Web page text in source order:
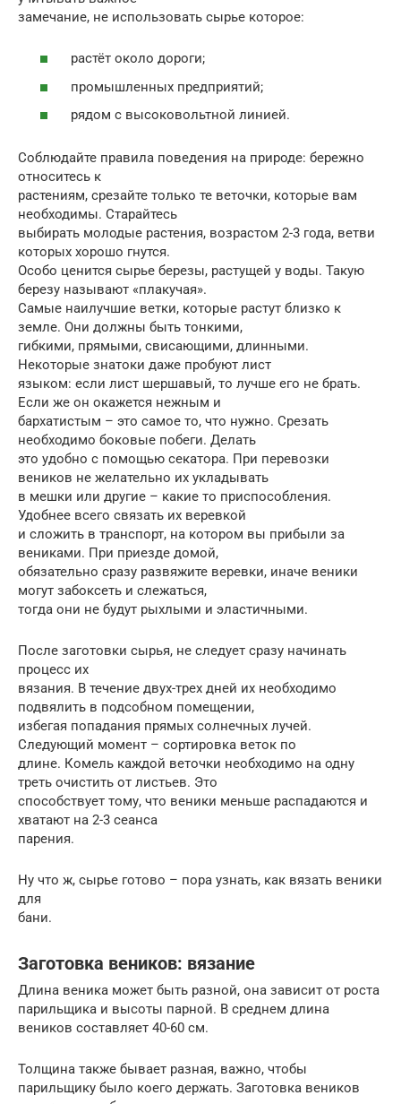
замечание, не использовать сырье которое:
растёт около дороги;
промышленных предприятий;
рядом с высоковольтной линией.
Соблюдайте правила поведения на природе: бережно
относитесь к
растениям, срезайте только те веточки, которые вам
необходимы. Старайтесь
выбирать молодые растения, возрастом 2-3 года, ветви
которых хорошо гнутся.
Особо ценится сырье березы, растущей у воды. Такую
березу называют «плакучая».
Самые наилучшие ветки, которые растут близко к
земле. Они должны быть тонкими,
гибкими, прямыми, свисающими, длинными.
Некоторые знатоки даже пробуют лист
языком: если лист шершавый, то лучше его не брать.
Если же он окажется нежным и
бархатистым – это самое то, что нужно. Срезать
необходимо боковые побеги. Делать
это удобно с помощью секатора. При перевозки
веников не желательно их укладывать
в мешки или другие – какие то приспособления.
Удобнее всего связать их веревкой
и сложить в транспорт, на котором вы прибыли за
вениками. При приезде домой,
обязательно сразу развяжите веревки, иначе веники
могут забоксеть и слежаться,
тогда они не будут рыхлыми и эластичными.
После заготовки сырья, не следует сразу начинать
процесс их
вязания. В течение двух-трех дней их необходимо
подвялить в подсобном помещении,
избегая попадания прямых солнечных лучей.
Следующий момент – сортировка веток по
длине. Комель каждой веточки необходимо на одну
треть очистить от листьев. Это
способствует тому, что веники меньше распадаются и
хватают на 2-3 сеанса
парения.
Ну что ж, сырье готово – пора узнать, как вязать веники
для
бани.
Заготовка веников: вязание
Длина веника может быть разной, она зависит от роста
парильщика и высоты парной. В среднем длина
веников составляет 40-60 см.
Толщина также бывает разная, важно, чтобы
парильщику было коего держать. Заготовка веников